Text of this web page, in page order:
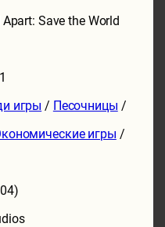
Save the World
игры / Песочницы /
игры /